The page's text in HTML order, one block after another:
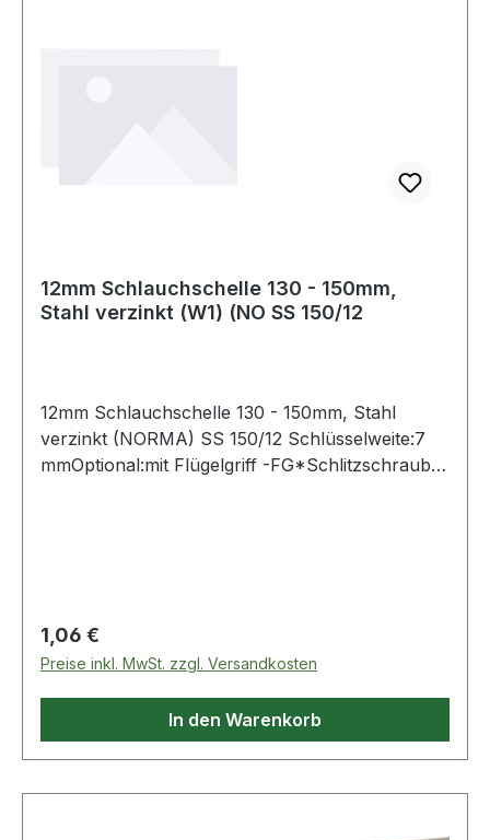
12mm Schlauchschelle 130 - 150mm,
Stahl verzinkt (W1) (NO SS 150/12
12mm Schlauchschelle 130 - 150mm, Stahl
verzinkt (NORMA) SS 150/12 Schlüsselweite:7
mmOptional:mit Flügelgriff -FG*Schlitzschraube
Regulärer Preis:
1,06 €
Preise inkl. MwSt. zzgl. Versandkosten
In den Warenkorb